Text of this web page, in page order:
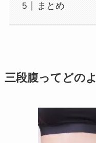
まとめ
三段腹ってどの